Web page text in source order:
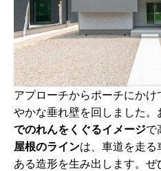
アプローチからポーチにかけ
やかな垂れ壁を回しました。
でのれんをくぐるイメージで
屋根のラインは、車道を走る
ある造形を生み出します。